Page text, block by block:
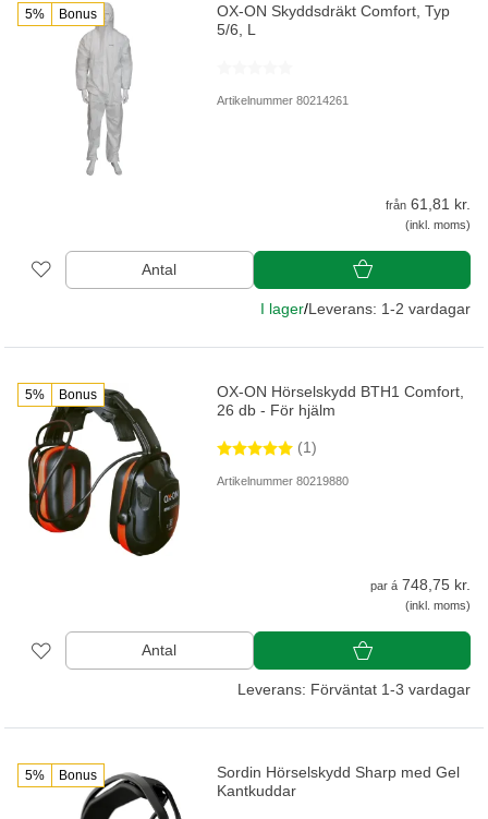
5% Bonus
OX-ON Skyddsdräkt Comfort, Typ
5/6, L
Artikelnummer 80214261
från 61,81 kr.
(inkl. moms)
Antal
I lager/Leverans: 1-2 vardagar
5% Bonus
OX-ON Hörselskydd BTH1 Comfort,
26 db - För hjälm
(1)
Artikelnummer 80219880
par á 748,75 kr.
(inkl. moms)
Antal
Leverans: Förväntat 1-3 vardagar
5% Bonus
Sordin Hörselskydd Sharp med Gel
Kantkuddar